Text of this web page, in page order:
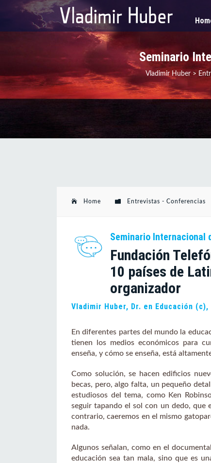
Seminario
Vladimir Huber>
Home Entrevistas - Conferencias
Seminario Internacional
Fundación
10 países de
organizador
Vladimir Huber, Dr. en Educación
En diferentes partes del mundo la
tienen los medios económicos para
enseña, y cómo se enseña, está
Como solución, se hacen edificios
becas, pero, algo falta, un pequeño
estudiosos del tema, como Ken
seguir tapando el sol con un dedo, que
contrario, caeremos en el mismo
nada.
Algunos señalan, como en el
educación sea tan mala, sino que es